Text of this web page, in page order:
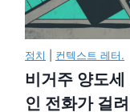
정치 컨텍스트 레터.
비거주 양도
인 전화가 걸